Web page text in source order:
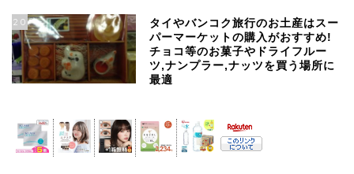
20
タイやバンコク旅行のお土産はスー
パーマーケットの購入がおすすめ!
チョコ等のお菓子やドライフルー
ツ,ナンプラー,ナッツを買う場所に
最適